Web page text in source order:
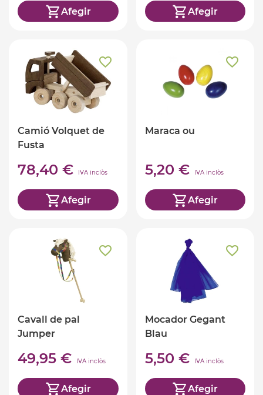
Afegir Afegir
Camió Volquet de
Fusta
78,40 € IVA inclòs
Afegir
Maraca ou
5,20 € IVA inclòs
Afegir
Cavall de pal
Jumper
49,95 € IVA inclòs
Afegir
Mocador Gegant
Blau
5,50 € IVA inclòs
Afegir